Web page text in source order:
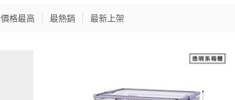
價格最高 最熱銷 最新上架